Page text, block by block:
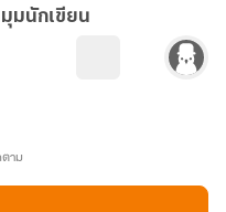
มุมนักเขียน
าม